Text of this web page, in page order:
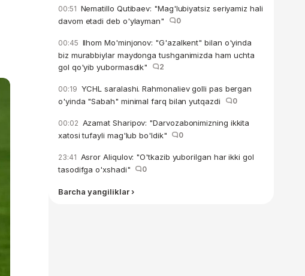
00:51 Nematillo Qutibaev: "Mag'lubiyatsiz seriyamiz hali
davom etadi deb o'ylayman"
0
00:45 Ilhom Mo'minjonov: "G'azalkent" bilan o'yinda
biz murabbiylar maydonga tushganimizda ham uchta
gol qo'yib yubormasdik"
2
00:19 YCHL saralashi. Rahmonaliev golli pas bergan
o'yinda "Sabah" minimal farq bilan yutqazdi
0
00:02 Azamat Sharipov: "Darvozabonimizning ikkita
xatosi tufayli mag'lub bo'ldik"
0
23:41 Asror Aliqulov: "O'tkazib yuborilgan har ikki gol
tasodifga o'xshadi"
0
Barcha yangiliklar ›